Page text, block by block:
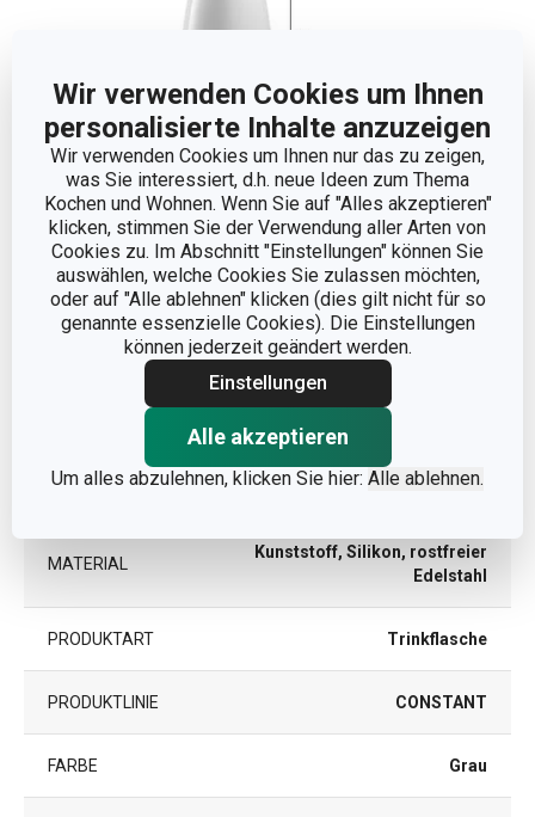
Wir verwenden Cookies um Ihnen
personalisierte Inhalte anzuzeigen
Wir verwenden Cookies um Ihnen nur das zu zeigen,
was Sie interessiert, d.h. neue Ideen zum Thema
Kochen und Wohnen. Wenn Sie auf "Alles akzeptieren"
klicken, stimmen Sie der Verwendung aller Arten von
Cookies zu. Im Abschnitt "Einstellungen" können Sie
auswählen, welche Cookies Sie zulassen möchten,
oder auf "Alle ablehnen" klicken (dies gilt nicht für so
genannte essenzielle Cookies). Die Einstellungen
können jederzeit geändert werden.
Einstellungen
Alle akzeptieren
Um alles abzulehnen, klicken Sie hier: Alle ablehnen.
Abmessungen
VOLUMEN (L) 0.6
Andere Parameter
KATEGORIE Flüssigkeitsaufnahme
MATERIAL
Kunststoff, Silikon, rostfreier
Edelstahl
PRODUKTART Trinkflasche
PRODUKTLINIE CONSTANT
FARBE Grau